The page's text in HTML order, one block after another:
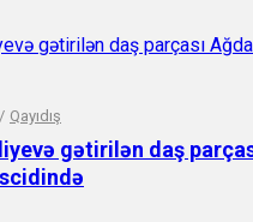
/ Qayıdış
gətirilən daş